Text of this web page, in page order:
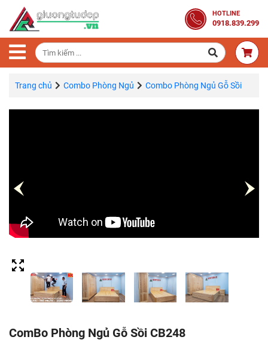
HOTLINE
0918.839.299
Trang
Chủ
Combo
Phòng
Ngủ
Nhiên
Trang
Trang chủ Combo Phòng Ngủ Combo Phòng Ngủ Gỗ Sồi
ComBo Phòng Ngủ Gỗ Sồi CB248